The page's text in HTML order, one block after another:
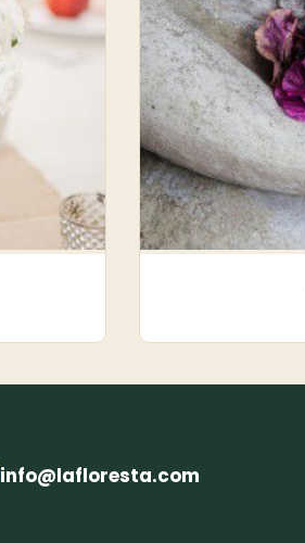
info@lafloresta.com